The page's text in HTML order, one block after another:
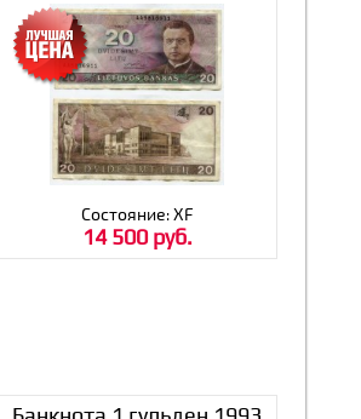
Состояние: ХF
14 500 руб.